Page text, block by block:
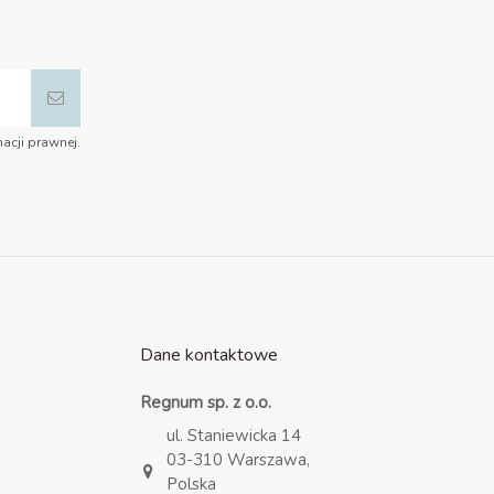
prawnej.
Dane kontaktowe
Regnum sp. z o.o.
ul. Staniewicka 14
03-310 Warszawa,
Polska